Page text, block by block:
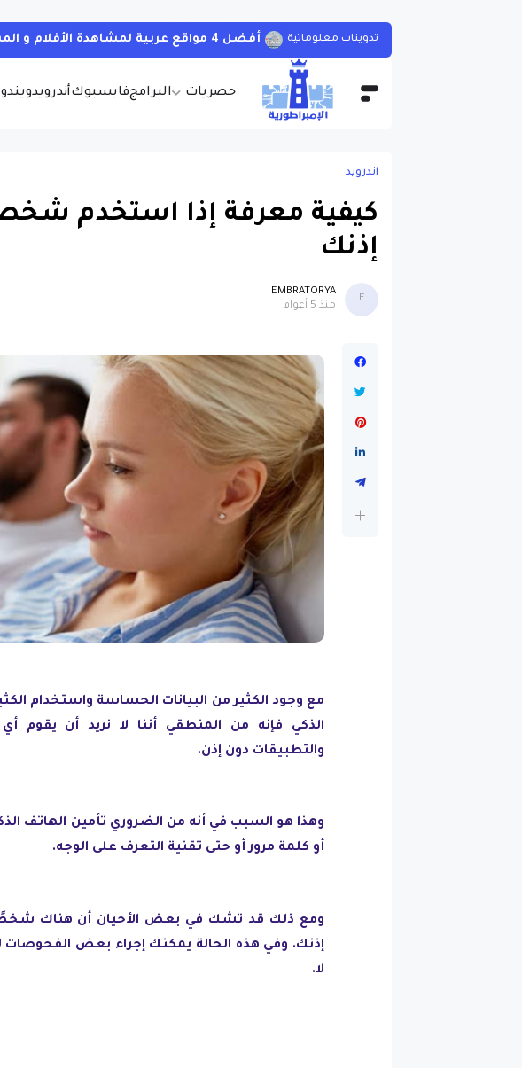
حصريات البرامجفايسبوكأندرويد
تدوينات معلوماتية أفضل 4 مواقع عربية لمشاهدة الأفلام و المسلسلات الأجنبية بجودات مختلفة و بالمجان مع مترجمة
اندرويد
كيفية معرفة إذا استخدم
إذنك
E
EMBRATORYA
منذ 5 أعوام
مع وجود الكثير من البيانات الحساسة واستخدام
الذكي فإنه من المنطقي أننا لا نريد أن يقوم
والتطبيقات دون إذن.
وهذا هو السبب في أنه من الضروري تأمين الهاتف
أو كلمة مرور أو حتى تقنية التعرف على الوجه.
ومع ذلك قد تشك في بعض الأحيان أن هناك
إذنك. وفي هذه الحالة يمكنك إجراء بعض
لا.